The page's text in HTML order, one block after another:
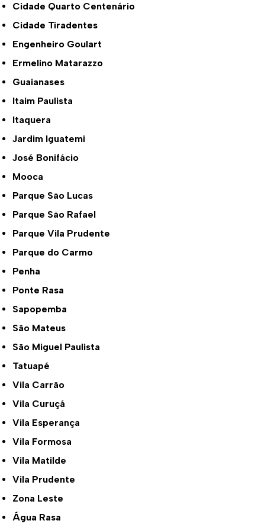
Cidade Quarto Centenário
Cidade Tiradentes
Engenheiro Goulart
Ermelino Matarazzo
Guaianases
Itaim Paulista
Itaquera
Jardim Iguatemi
José Bonifácio
Mooca
Parque São Lucas
Parque São Rafael
Parque Vila Prudente
Parque do Carmo
Penha
Ponte Rasa
Sapopemba
São Mateus
São Miguel Paulista
Tatuapé
Vila Carrão
Vila Curuçá
Vila Esperança
Vila Formosa
Vila Matilde
Vila Prudente
Zona Leste
Água Rasa